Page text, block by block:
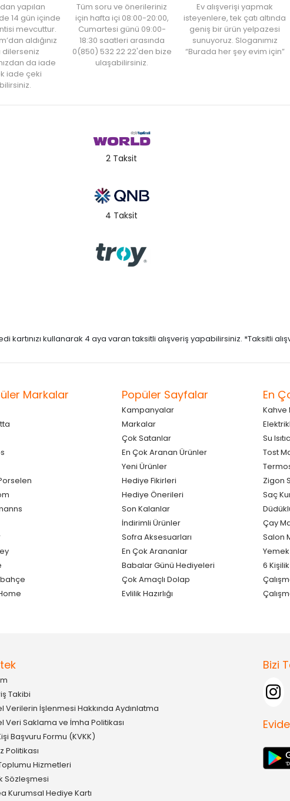
yapılan
14 gün içinde
mevcuttur.
aldığınız
dilerseniz
da iade
iade çeki
Tüm soru ve önerileriniz
için hafta içi 08:00-20:00,
Cumartesi günü 09:00-
18:30 saatleri arasında
0(850) 532 22 22'den bize
ulaşabilirsiniz.
Ev alışverişi yapmak
isteyenlere, tek çatı altında
geniş bir ürün yelpazesi
sunuyoruz. Sloganımız
“Burada her şey evim için”
2 Taksit
4 Taksit
kullanarak 4 aya varan taksitli alışveriş yapabilirsiniz. *Taksitli
Markalar Popüler Sayfalar
Kampanyalar
Markalar
Çok Satanlar
En Çok Aranan Ürünler
Yeni Ürünler
Hediye Fikirleri
Hediye Önerileri
Son Kalanlar
İndirimli Ürünler
Sofra Aksesuarları
En Çok Arananlar
Babalar Günü Hediyeleri
Çok Amaçlı Dolap
Evlilik Hazırlığı
En
Kahve
Su
Tost
Zigon
Saç
Çay
Salon
Yemek
6
Takibi
Verilerin İşlenmesi Hakkında Aydınlatma
Veri Saklama ve İmha Politikası
Başvuru Formu (KVKK)
Politikası
Hizmetleri
Sözleşmesi
Kurumsal Hediye Kartı
Bizi